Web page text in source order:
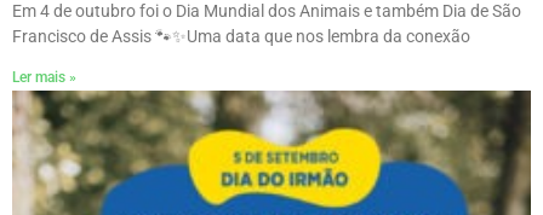
Em 4 de outubro foi o Dia Mundial dos Animais e também Dia de São
Francisco de Assis 🐾✨ㅤUma data que nos lembra da conexão
Ler mais »